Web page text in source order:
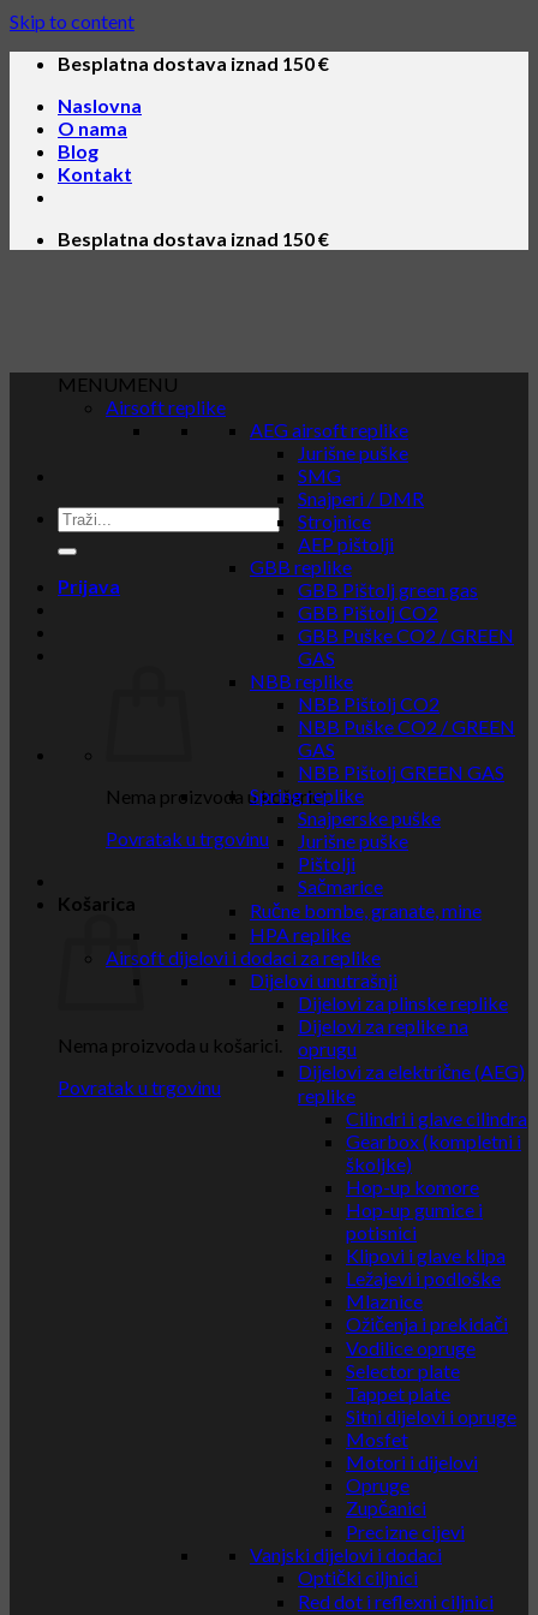
Skip to content
Besplatna dostava iznad 150 €
Naslovna
O nama
Blog
Kontakt
Besplatna dostava iznad 150 €
Prijava
Nema proizvoda u košarici.
Povratak u trgovinu
Košarica
Nema proizvoda u košarici.
Povratak u trgovinu
MENUMENU
Airsoft replike
AEG airsoft replike
Jurišne puške
SMG
Snajperi / DMR
Strojnice
AEP pištolji
GBB replike
GBB Pištolj green gas
GBB Pištolj CO2
GBB Puške CO2 / GREEN
GAS
NBB replike
NBB Pištolj CO2
NBB Puške CO2 / GREEN
GAS
NBB Pištolj GREEN GAS
Spring replike
Snajperske puške
Jurišne puške
Pištolji
Sačmarice
Ručne bombe, granate, mine
HPA replike
Airsoft dijelovi i dodaci za replike
Dijelovi unutrašnji
Dijelovi za plinske replike
Dijelovi za replike na
oprugu
Dijelovi za električne (AEG)
replike
Cilindri i glave cilindra
Gearbox (kompletni i
školjke)
Hop-up komore
Hop-up gumice i
potisnici
Klipovi i glave klipa
Ležajevi i podloške
Mlaznice
Ožičenja i prekidači
Vodilice opruge
Selector plate
Tappet plate
Sitni dijelovi i opruge
Mosfet
Motori i dijelovi
Opruge
Zupčanici
Precizne cijevi
Vanjski dijelovi i dodaci
Optički ciljnici
Red dot i reflexni ciljnici